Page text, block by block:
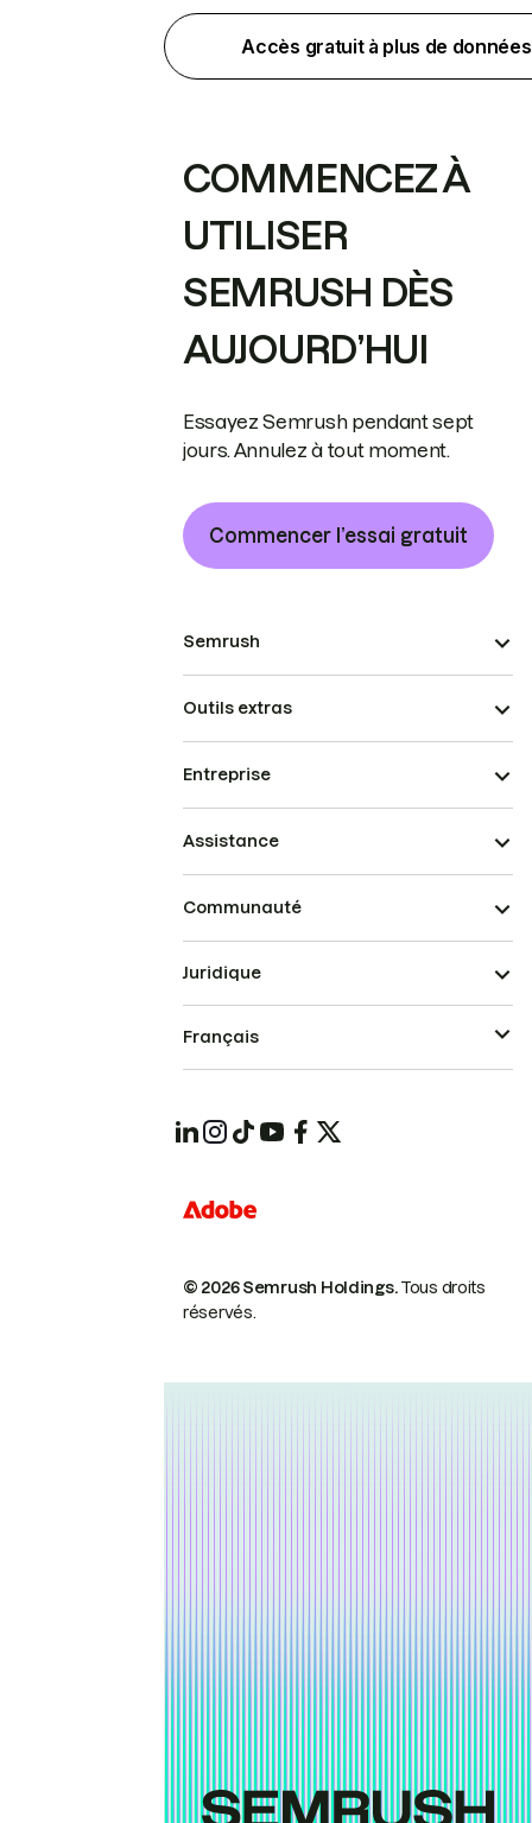
Accès gratuit à plus de données
COMMENCEZ À
UTILISER
SEMRUSH DÈS
AUJOURD’HUI
Essayez Semrush pendant sept
jours. Annulez à tout moment.
Commencer l’essai gratuit
Semrush
Outils extras
Entreprise
Assistance
Communauté
© 2026 Semrush Holdings.Tous droits
réservés.
Juridique
Français